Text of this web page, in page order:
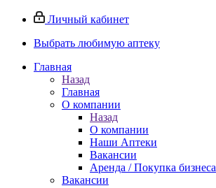
Личный кабинет
Выбрать любимую аптеку
Главная
Назад
Главная
О компании
Назад
О компании
Наши Аптеки
Вакансии
Аренда / Покупка бизнеса
Вакансии